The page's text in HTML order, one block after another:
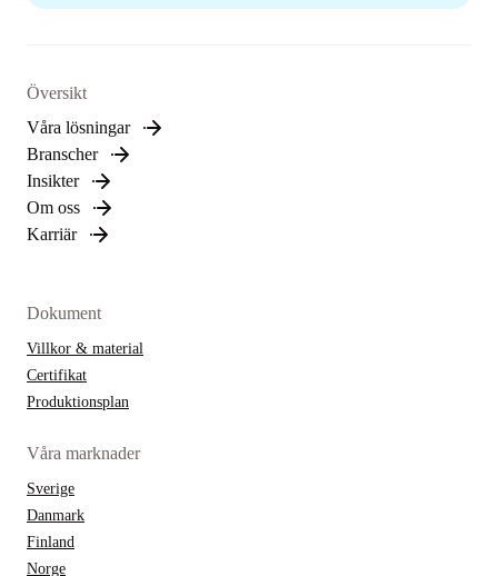
Översikt
Våra lösningar
Branscher
Insikter
Om oss
Karriär
Dokument
Villkor & material
Certifikat
Produktionsplan
Våra marknader
Sverige
Danmark
Finland
Norge